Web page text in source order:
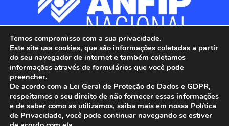
ANFIP - Associação Nacional dos Auditores
Temos compromisso com a sua privacidade.
Este site usa cookies, que são informações coletadas a partir
do seu navegador de internet e também coletamos
informações através de formulários que você pode
preencher.
De acordo com a Lei Geral de Proteção de Dados e GDPR,
respeitamos o seu direito de não fornecer essas informações
e de saber como as utilizamos, saiba mais em nossa Política
de Privacidade, você pode continuar navegando se estiver